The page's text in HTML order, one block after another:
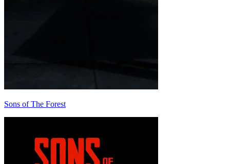
Sons of The Forest